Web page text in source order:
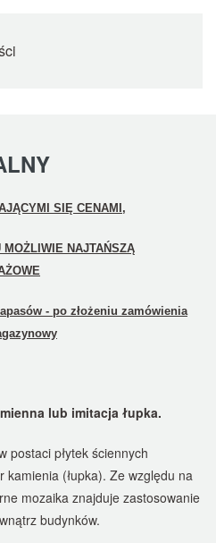
SIĘ CENAMI,
MOŻLIWIE NAJTAŃSZĄ
- po złożeniu zamówienia
lub imitacja łupka.
postaci płytek ściennych
kamienia (łupka). Ze względu na
mozaika znajduje zastosowanie
budynków.